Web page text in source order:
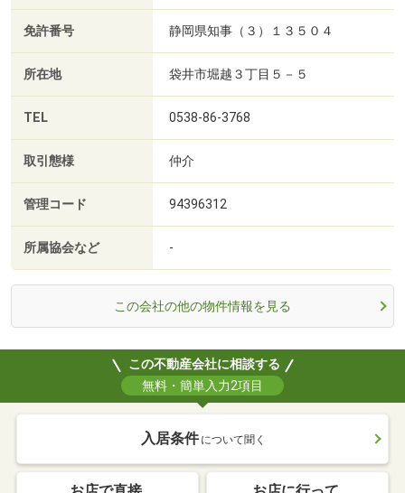
免許番号 静岡県知事（３）１３５０４
所在地 袋井市堀越３丁目５－５
TEL 0538-86-3768
取引態様 仲介
管理コード 94396312
所属協会など -
この会社の他の物件情報を見る
この不動産会社に相談する
無料・簡単入力2項目
入居条件 について聞く